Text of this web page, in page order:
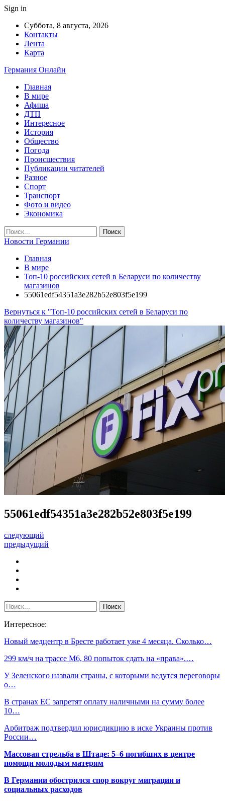
Sign in
Суббота, 8 августа, 2026
Контакты
Лента
Карта
Германия Онлайн
Главная
В мире
Афиша
ДТП
Интересное
История
Общество
Погода
Происшествия
Публикации читателей
Разное
Спорт
Транспорт
Фото и видео
Экономика
Новости Германии
Главная
В мире
Топ-10 российских сетей в Беларуси по количеству
магазинов
55061edf54351a3e282b52e803f5e199
Вернуться к "Топ-10 российских сетей в Беларуси по
количеству магазинов"
55061edf54351a3e282b52e803f5e199
следующий
предыдущий
Интересное:
Новый медцентр в Бресте работает уже 4 месяца. Сколько…
299 км/ч на трассе М6, 80 попыток сдать на «права».…
У Зеленского назвали страны, с которыми ведутся переговоры
о…
В странах ЕС запретят оплату наличными на сумму более
10…
Арбитраж подтвердил юрисдикцию в иске Украины против
России…
Массовая стрельба в Штаде: 5–6 погибших в центре
помощи молодым матерям
В Германии обострился спор вокруг миграции и
социальных расходов